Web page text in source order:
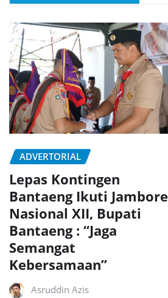
ADVERTORIAL
Lepas Kontingen
Bantaeng Ikuti Jambore
Nasional XII, Bupati
Bantaeng : “Jaga
Semangat
Kebersamaan”
Asruddin Azis